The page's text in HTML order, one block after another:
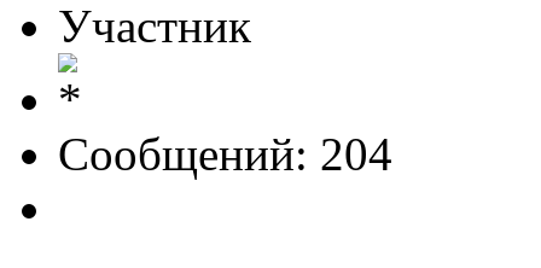
Участник
Сообщений: 204